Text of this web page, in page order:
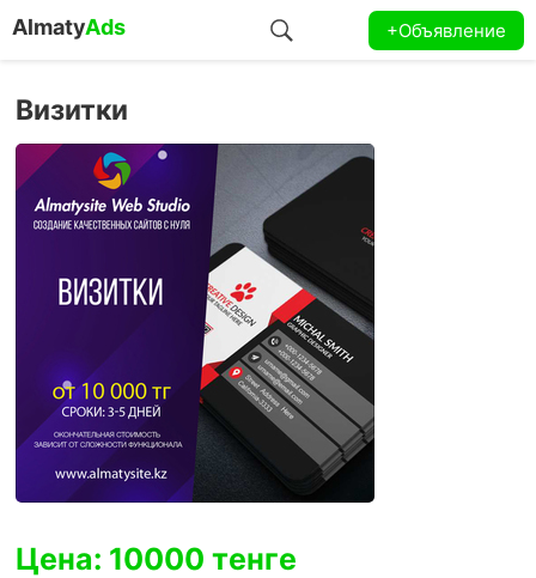
AlmatyAds +Объявление
Визитки
Цена: 10000 тенге